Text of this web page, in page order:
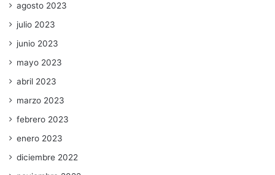
agosto 2023
julio 2023
junio 2023
mayo 2023
abril 2023
marzo 2023
febrero 2023
enero 2023
diciembre 2022